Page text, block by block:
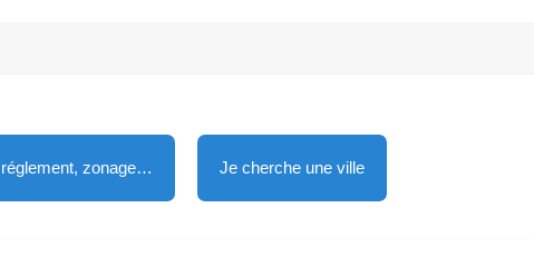
zonage… Je cherche une ville